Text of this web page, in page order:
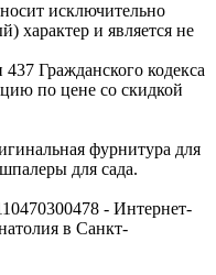
исключительно
характер и является не
Гражданского кодекса
по цене со скидкой
фурнитура для
для сада.
- Интернет-
в Санкт-